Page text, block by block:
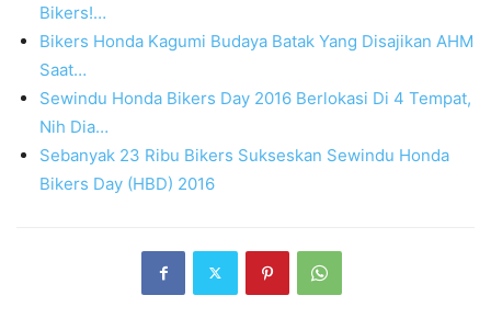
Bikers!…
Bikers Honda Kagumi Budaya Batak Yang Disajikan AHM
Saat…
Sewindu Honda Bikers Day 2016 Berlokasi Di 4 Tempat,
Nih Dia…
Sebanyak 23 Ribu Bikers Sukseskan Sewindu Honda
Bikers Day (HBD) 2016